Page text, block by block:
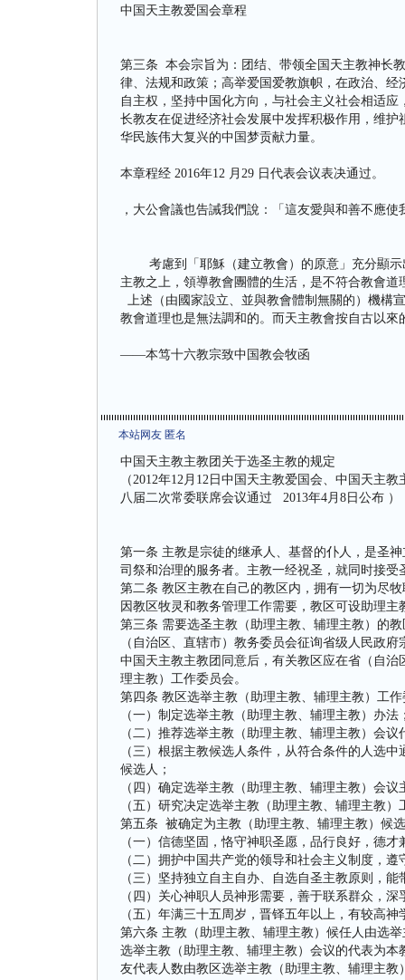
中国天主教爱国会章程
第三条 本会宗旨为：团结、带领全国天主教神长
律、法规和政策；高举爱国爱教旗帜，在政治、
自主权，坚持中国化方向，与社会主义社会相适
长教友在促进经济社会发展中发挥积极作用，维
华民族伟大复兴的中国梦贡献力量。
本章程经 2016年12 月29 日代表会议表决通过。
，大公會議也告誡我們說：「這友愛與和善不應
考慮到「耶穌（建立教會）的原意」充分顯示
主教之上，領導教會團體的生活，是不符合教會道
上述（由國家設立、並與教會體制無關的）機構
教會道理也是無法調和的。而天主教會按自古以
——本笃十六教宗致中国教会牧函
本站网友 匿名
中国天主教主教团关于选圣主教的规定
（2012年12月12日中国天主教爱国会、中国天主教
八届二次常委联席会议通过 2013年4月8日公布 ）
第一条 主教是宗徒的继承人、基督的仆人，是圣
司祭和治理的服务者。主教一经祝圣，就同时接受
第二条 教区主教在自己的教区内，拥有一切为尽
因教区牧灵和教务管理工作需要，教区可设助理
第三条 需要选圣主教（助理主教、辅理主教）的
（自治区、直辖市）教务委员会征询省级人民政
中国天主教主教团同意后，有关教区应在省（自
理主教）工作委员会。
第四条 教区选举主教（助理主教、辅理主教）工
（一）制定选举主教（助理主教、辅理主教）办法
（二）推荐选举主教（助理主教、辅理主教）会议
（三）根据主教候选人条件，从符合条件的人选
候选人；
（四）确定选举主教（助理主教、辅理主教）会议
（五）研究决定选举主教（助理主教、辅理主教
第五条 被确定为主教（助理主教、辅理主教）候
（一）信德坚固，恪守神职圣愿，品行良好，德
（二）拥护中国共产党的领导和社会主义制度，遵
（三）坚持独立自主自办、自选自圣主教原则，
（四）关心神职人员神形需要，善于联系群众，深
（五）年满三十五周岁，晋铎五年以上，有较高
第六条 主教（助理主教、辅理主教）候任人由选
选举主教（助理主教、辅理主教）会议的代表为
友代表人数由教区选举主教（助理主教、辅理主